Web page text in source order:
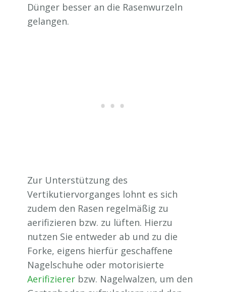
Dünger besser an die Rasenwurzeln
gelangen.
Zur Unterstützung des
Vertikutiervorganges lohnt es sich
zudem den Rasen regelmäßig zu
aerifizieren bzw. zu lüften. Hierzu
nutzen Sie entweder ab und zu die
Forke, eigens hierfür geschaffene
Nagelschuhe oder motorisierte
Aerifizierer bzw. Nagelwalzen, um den